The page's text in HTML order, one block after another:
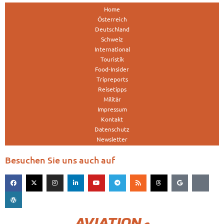
Home
Österreich
Deutschland
Schweiz
International
Touristik
Food-Insider
Tripreports
Reisetipps
Militär
Impressum
Kontakt
Datenschutz
Newsletter
Besuchen Sie uns auch auf